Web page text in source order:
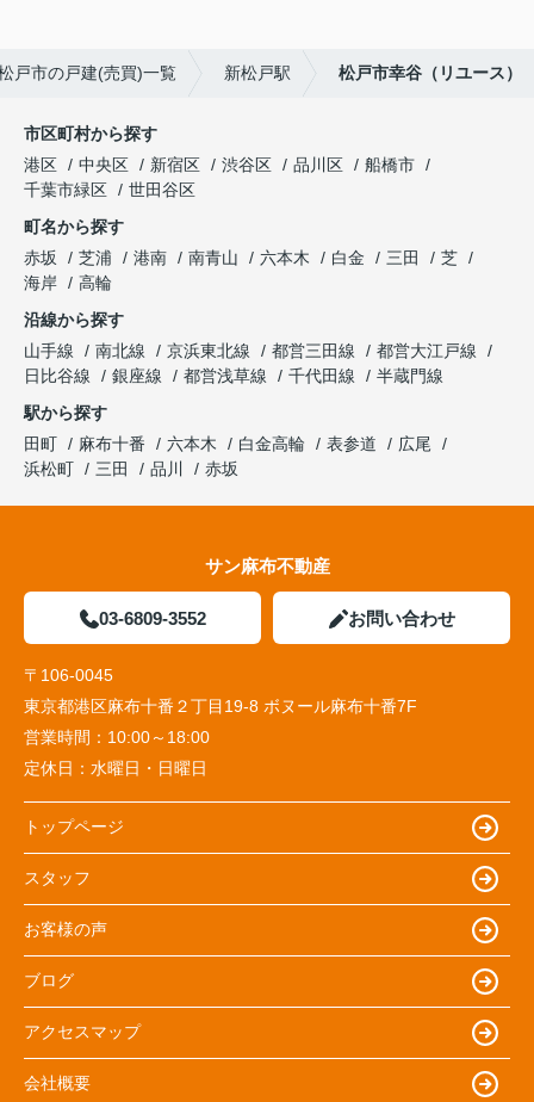
戸市の戸建(売買)一覧 新松戸駅 松戸市幸谷（リユース）
市区町村から探す
港区
中央区 新宿区 渋谷区 品川区
船橋市
千葉市緑区
世田谷区
町名から探す
赤坂
芝浦 港南 南青山 六本木 白金 三田
芝
海岸
高輪
沿線から探す
山手線
南北線 京浜東北線 都営三田線
都営大江戸線
日比谷線
銀座線 都営浅草線 千代田線
半蔵門線
駅から探す
田町
麻布十番 六本木 白金高輪 表参道
広尾
浜松町
三田 品川 赤坂
サン麻布不動産
03-6809-3552 お問い合わせ
〒106-0045
東京都港区麻布十番２丁目19-8 ボヌール麻布十番7F
営業時間： 10:00～18:00
定休日： 水曜日・日曜日
トップページ
スタッフ
お客様の声
ブログ
アクセスマップ
会社概要